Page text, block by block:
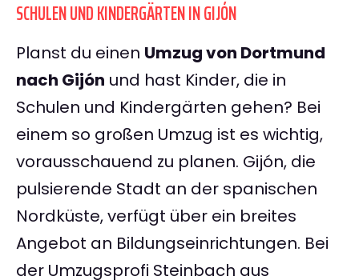
SCHULEN UND KINDERGÄRTEN IN GIJÓN
Planst du einen Umzug von Dortmund
nach Gijón und hast Kinder, die in
Schulen und Kindergärten gehen? Bei
einem so großen Umzug ist es wichtig,
vorausschauend zu planen. Gijón, die
pulsierende Stadt an der spanischen
Nordküste, verfügt über ein breites
Angebot an Bildungseinrichtungen. Bei
der Umzugsprofi Steinbach aus